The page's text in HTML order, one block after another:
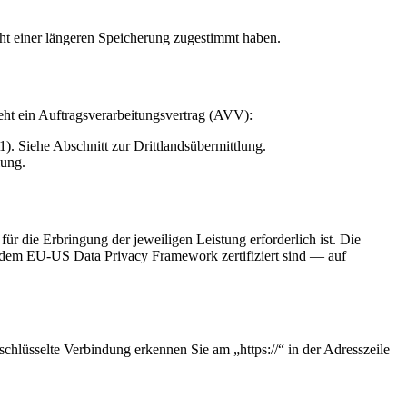
einer längeren Speicherung zugestimmt haben.
ein Auftragsverarbeitungsvertrag (AVV):
Siehe Abschnitt zur Drittlandsübermittlung.
die Erbringung der jeweiligen Leistung erforderlich ist. Die
EU-US Data Privacy Framework zertifiziert sind — auf
Verbindung erkennen Sie am „https://“ in der Adresszeile